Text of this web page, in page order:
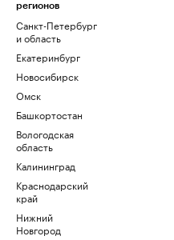
регионов
Санкт-Петербург
и область
Екатеринбург
Новосибирск
Омск
Башкортостан
Вологодская
область
Калининград
Краснодарский
край
Нижний
Новгород